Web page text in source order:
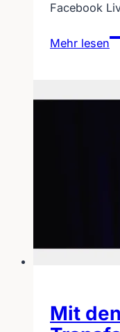
Facebook
Mehr lesen
Mit